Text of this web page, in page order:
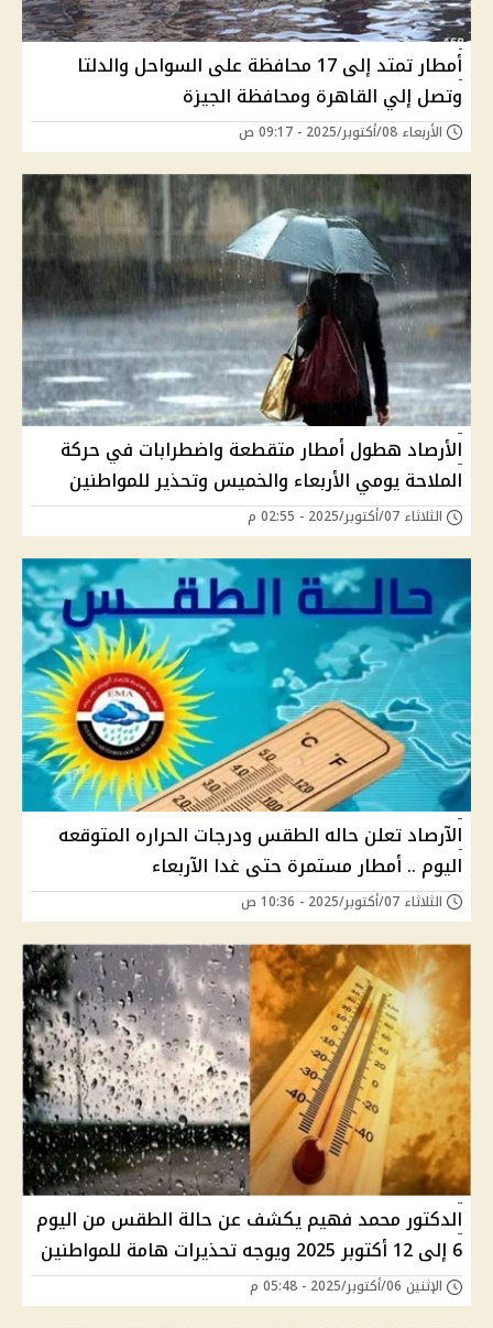
أمطار تمتد إلى 17 محافظة على السواحل والدلتا
وتصل إلي القاهرة ومحافظة الجيزة
الأربعاء 08/أكتوبر/2025 - 09:17 ص
الأرصاد هطول أمطار متقطعة واضطرابات في حركة
الملاحة يومي الأربعاء والخميس وتحذير للمواطنين
الثلاثاء 07/أكتوبر/2025 - 02:55 م
الآرصاد تعلن حاله الطقس ودرجات الحراره المتوقعه
اليوم .. أمطار مستمرة حتى غدا الآربعاء
الثلاثاء 07/أكتوبر/2025 - 10:36 ص
الدكتور محمد فهيم يكشف عن حالة الطقس من اليوم
6 إلى 12 أكتوبر 2025 ويوجه تحذيرات هامة للمواطنين
الإثنين 06/أكتوبر/2025 - 05:48 م